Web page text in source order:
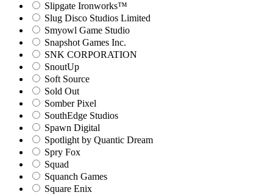
Slipgate Ironworks™
Slug Disco Studios Limited
Smyowl Game Studio
Snapshot Games Inc.
SNK CORPORATION
SnoutUp
Soft Source
Sold Out
Somber Pixel
SouthEdge Studios
Spawn Digital
Spotlight by Quantic Dream
Spry Fox
Squad
Squanch Games
Square Enix